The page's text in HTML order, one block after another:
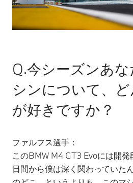
Q.今シーズンあ
シンについて、
が好きですか？
ファルフス選手：
このBMW M4 GT3 Evoには開
日間から僕は深く関わっていた